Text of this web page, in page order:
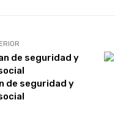
de seguridad y